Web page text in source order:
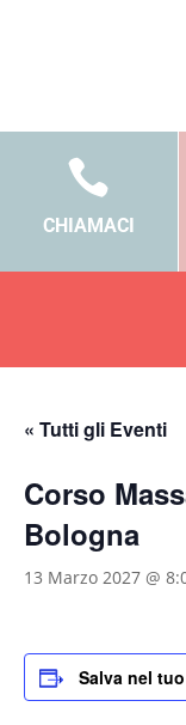

CHIAMACI
« Tutti gli Eventi
Corso
Bologna
13 Marzo 2027 @
Salva nel